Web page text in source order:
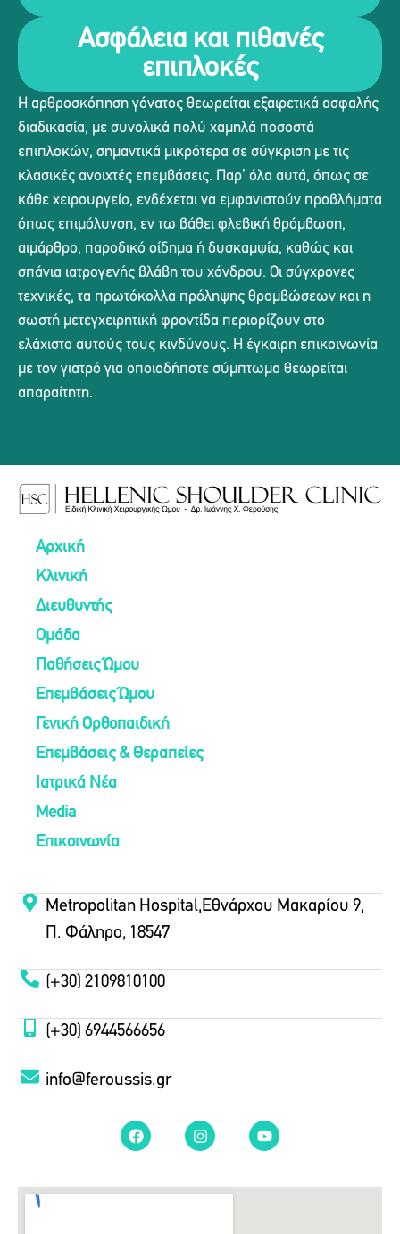
Ασφάλεια και πιθανές
επιπλοκές
Η αρθροσκόπηση γόνατος θεωρείται εξαιρετικά ασφαλής
διαδικασία, με συνολικά πολύ χαμηλά ποσοστά
επιπλοκών, σημαντικά μικρότερα σε σύγκριση με τις
κλασικές ανοιχτές επεμβάσεις. Παρ’ όλα αυτά, όπως σε
κάθε χειρουργείο, ενδέχεται να εμφανιστούν προβλήματα
όπως επιμόλυνση, εν τω βάθει φλεβική θρόμβωση,
αιμάρθρο, παροδικό οίδημα ή δυσκαμψία, καθώς και
σπάνια ιατρογενής βλάβη του χόνδρου. Οι σύγχρονες
τεχνικές, τα πρωτόκολλα πρόληψης θρομβώσεων και η
σωστή μετεγχειρητική φροντίδα περιορίζουν στο
ελάχιστο αυτούς τους κινδύνους. Η έγκαιρη επικοινωνία
με τον γιατρό για οποιοδήποτε σύμπτωμα θεωρείται
απαραίτητη.
Αρχική
Κλινική
Διευθυντής
Ομάδα
Παθήσεις Ώμου
Επεμβάσεις Ώμου
Γενική Ορθοπαιδική
Επεμβάσεις & Θεραπείες
Ιατρικά Νέα
Media
Επικοινωνία
Metropolitan Hospital,Εθνάρχου Μακαρίου 9,
Π. Φάληρο, 18547
(+30) 2109810100
(+30) 6944566656
info@feroussis.gr